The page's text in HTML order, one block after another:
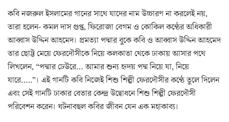
কবি নজরুল ইসলামের গানের সাথে যাদের নাম উচ্চারণ না করলেই নয়,
তারা হলেন- কমল দাস গুপ্ত, ফিরোজা বেগম ও কোকিল কন্ঠের অধিকারী
আব্বাস উদ্দিন আহমেদ। প্রমত্যা পদ্মার বুকে কবি ও আব্বাস উদ্দিন আহমেদ
তার ছোট্ট মেয়ে ফেরদৌসীকে নিয়ে কলকাতা থেকে ঢাকায় আসার পথে
লিখলেন, “পদ্মার ঢেউরে… আমার শুন্য হৃদয় পদ্ম নিয়ে যা, নিয়ে
যারে…..”। এই গানটি কবি নিজেই শিশু শিল্পী ফেরদৌসীর কন্ঠে তুলে দিলেন
এবং সেই গানটি ঢাকার বেতার কেন্দ্র উদ্বোধনে শিশু শিল্পী ফেরদৌসী
পরিবেশন করেন। ঘটনাবহুল কবির জীবন যেন এক মহাকাব্য।